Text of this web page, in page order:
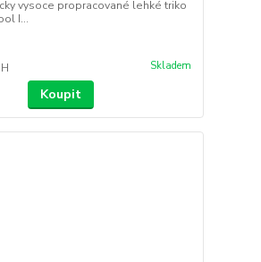
vysoce propracované lehké triko
I...
Skladem
Koupit